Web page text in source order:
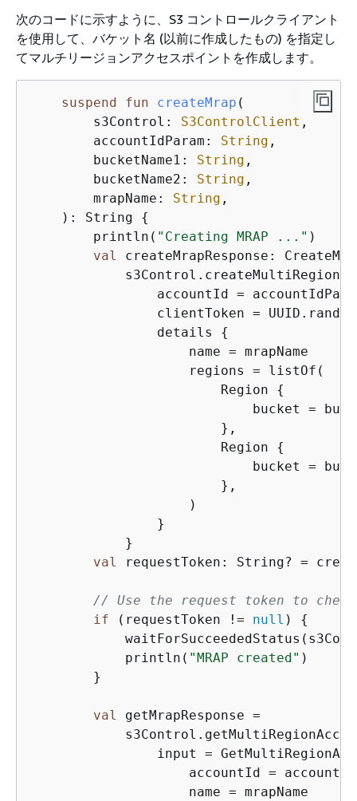
次のコードに示すように、S3 コントロールクライアント
を使用して、バケット名 (以前に作成したもの) を指定し
てマルチリージョンアクセスポイントを作成します。
suspend fun createMrap (
        s3Control:
S3ControlClient ,
        accountIdParam:
String ,
        bucketName1:
String ,
        bucketName2:
String ,
        mrapName:
String ,
    )
: String {
        println(
"Creating MRAP ..." )
val
createMrapResponse:
accountId =
clientToken =
                details
{
                    name = mrapName
                    regions = listOf(
                        Region
{
bucket =
                        },
                        Region
{
bucket =
                        },
                    )
                }
            }
val
requestToken: String? =
// Use the request token to
if (requestToken != null ) {
            println(
"MRAP created" )
        }
val
getMrapResponse =
input =
accountId =
                    name = mrapName